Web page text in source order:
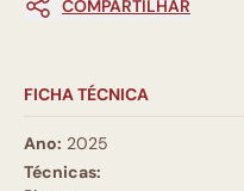
COMPARTILHAR
FICHA TÉCNICA
Ano: 2025
Técnicas: